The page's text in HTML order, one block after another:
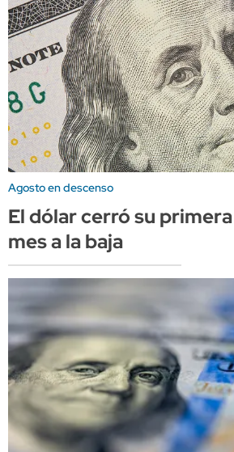
Agosto en descenso
El dólar cerró su
mes a la baja